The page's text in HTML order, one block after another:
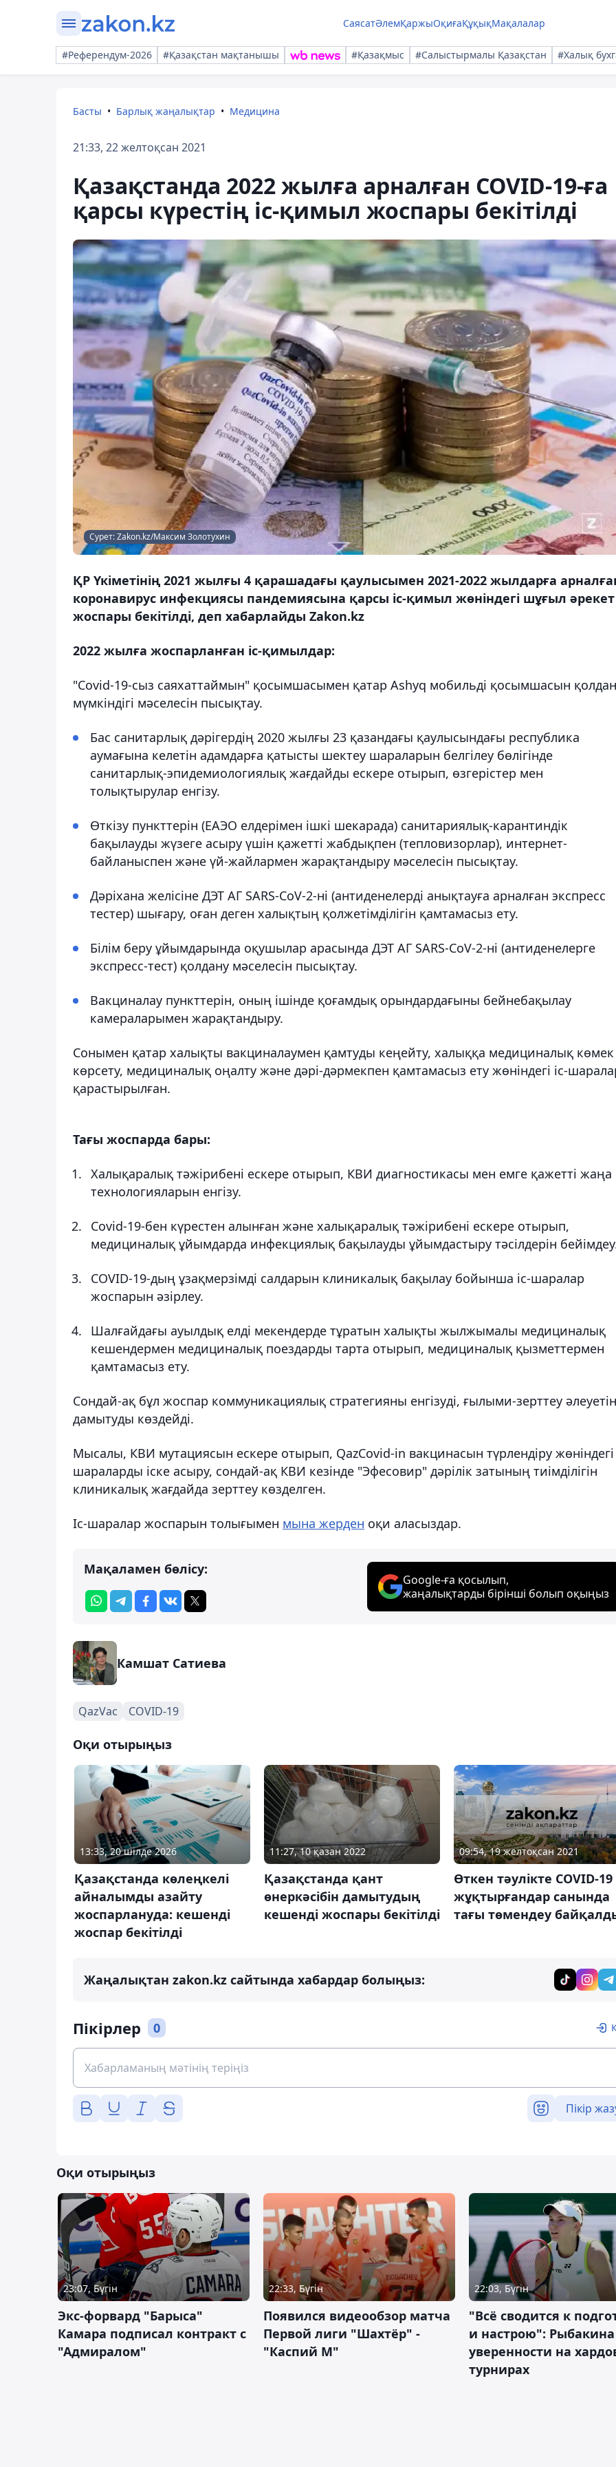
СаясатӘлемҚаржыОқиғаҚұқықМақалалар
#Референдум-2026 #Қазақстан мақтанышы #Қазақмыс #Салыстырмалы Қазақстан #Халық
Басты Барлық жаңалықтар Медицина
21:33, 22 желтоқсан 2021
Қазақстанда 2022 жылға арналған COVID-19-ға
қарсы күрестің іс-қимыл жоспары бекітілді
Сурет: Zakon.kz/Максим Золотухин
ҚР Үкіметінің 2021 жылғы 4 қарашадағы қаулысымен 2021-2022 жылдарға
коронавирус инфекциясы пандемиясына қарсы іс-қимыл жөніндегі шұғыл әрекет
жоспары бекітілді, деп хабарлайды Zakon.kz
2022 жылға жоспарланған іс-қимылдар:
"Covid-19-сыз саяхаттаймын" қосымшасымен қатар Ashyq мобильді қосымшасын
мүмкіндігі мәселесін пысықтау.
Бас санитарлық дәрігердің 2020 жылғы 23 қазандағы қаулысындағы республика
аумағына келетін адамдарға қатысты шектеу шараларын белгілеу бөлігінде
санитарлық-эпидемиологиялық жағдайды ескере отырып, өзгерістер мен
толықтырулар енгізу.
Өткізу пункттерін (ЕАЭО елдерімен ішкі шекарада) санитариялық-карантиндік
бақылауды жүзеге асыру үшін қажетті жабдықпен (тепловизорлар), интернет-
байланыспен және үй-жайлармен жарақтандыру мәселесін пысықтау.
Дәріхана желісіне ДЭТ АГ SARS-CoV-2-ні (антиденелерді анықтауға арналған экспресс
тестер) шығару, оған деген халықтың қолжетімділігін қамтамасыз ету.
Білім беру ұйымдарында оқушылар арасында ДЭТ АГ SARS-CoV-2-ні (антиденелерге
экспресс-тест) қолдану мәселесін пысықтау.
Вакциналау пункттерін, оның ішінде қоғамдық орындардағыны бейнебақылау
камераларымен жарақтандыру.
Сонымен қатар халықты вакциналаумен қамтуды кеңейту, халыққа медициналық көмек
көрсету, медициналық оңалту және дәрі-дәрмекпен қамтамасыз ету жөніндегі іс-
қарастырылған.
Тағы жоспарда бары:
Халықаралық тәжірибені ескере отырып, КВИ диагностикасы мен емге қажетті жаңа
технологияларын енгізу.
Covid-19-бен күрестен алынған және халықаралық тәжірибені ескере отырып,
медициналық ұйымдарда инфекциялық бақылауды ұйымдастыру тәсілдерін
COVID-19-дың ұзақмерзімді салдарын клиникалық бақылау бойынша іс-шаралар
жоспарын әзірлеу.
Шалғайдағы ауылдық елді мекендерде тұратын халықты жылжымалы медициналық
кешендермен медициналық поездарды тарта отырып, медициналық қызметтермен
қамтамасыз ету.
Сондай-ақ бұл жоспар коммуникациялық стратегияны енгізуді, ғылыми-зерттеу әлеуетін
дамытуды көздейді.
Мысалы, КВИ мутациясын ескере отырып, QazCovid-in вакцинасын түрлендіру жөніндегі
шараларды іске асыру, сондай-ақ КВИ кезінде "Эфесовир" дәрілік затының тиімділігін
клиникалық жағдайда зерттеу көзделген.
Іс-шаралар жоспарын толығымен мына жерден оқи аласыздар.
Мақаламен бөлісу:
Google-ға қосылып,
жаңалықтарды бірінші болып оқыңыз
Камшат Сатиева
QazVac COVID-19
Оқи отырыңыз
13:33, 20 шілде 2026
Қазақстанда көлеңкелі
айналымды азайту
жоспарлануда: кешенді
жоспар бекітілді
11:27, 10 қазан 2022
Қазақстанда қант
өнеркәсібін дамытудың
кешенді жоспары бекітілді
09:54, 19 желтоқсан 2021
Өткен тәулікте COVID-19
жұқтырғандар санында
тағы төмендеу
Жаңалықтан zakon.kz сайтында хабардар болыңыз:
Пікірлер 0
Пікір
Оқи отырыңыз
23:07, Бүгін
Экс-форвард "Барыса"
Камара подписал контракт с
"Адмиралом"
22:33, Бүгін
Появился видеообзор матча
Первой лиги "Шахтёр" -
"Каспий М"
22:03, Бүгін
"Всё сводится к
и настрою": Рыбакина
уверенности на
турнирах